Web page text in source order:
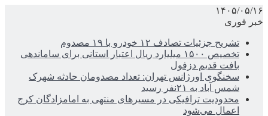
۱۴۰۵/۰۵/۱۶
خبر فوری
تشریح جزئیات تصادف ۱۲ خودرو با ۱۹ مصدوم
تخصیص ۱۵۰۰ میلیارد ریال اعتبار استانی برای ساماندهی
بافت قدیم دزفول
سخنگوی اورژانس تهران: تعداد مصدومان حادثه شهرک
شمس آباد به ۲۱نفر رسید
محدودیت ترافیکی در مسیرهای منتهی به امامزادگان کرج
اعمال می‌شود